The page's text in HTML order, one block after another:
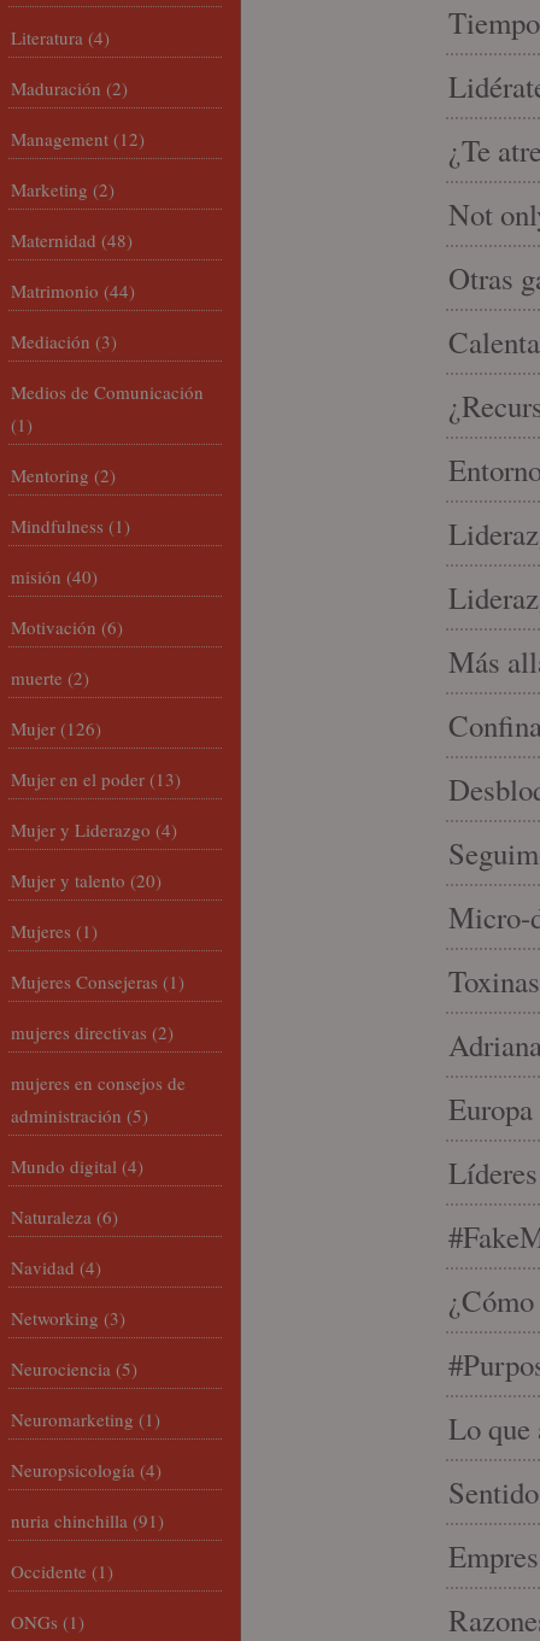
¿Te
Not
Otras
Más
Micro-
Lo que
Literatura (4)
Maduración (2)
Management (12)
Marketing (2)
Maternidad (48)
Matrimonio (44)
Mediación (3)
Medios de Comunicación
(1)
Mentoring (2)
Mindfulness (1)
misión (40)
Motivación (6)
muerte (2)
Mujer (126)
Mujer en el poder (13)
Mujer y Liderazgo (4)
Mujer y talento (20)
Mujeres (1)
Mujeres Consejeras (1)
mujeres directivas (2)
mujeres en consejos de
administración (5)
Mundo digital (4)
Naturaleza (6)
Navidad (4)
Networking (3)
Neurociencia (5)
Neuromarketing (1)
Neuropsicología (4)
nuria chinchilla (91)
Occidente (1)
ONGs (1)